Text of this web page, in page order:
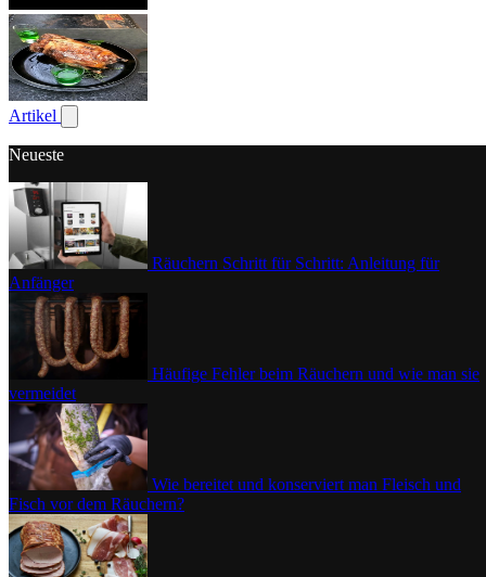
Artikel
Untermenü für Artikel anzeigen
Neueste
Räuchern Schritt für Schritt: Anleitung für
Anfänger
Häufige Fehler beim Räuchern und wie man sie
vermeidet
Wie bereitet und konserviert man Fleisch und
Fisch vor dem Räuchern?